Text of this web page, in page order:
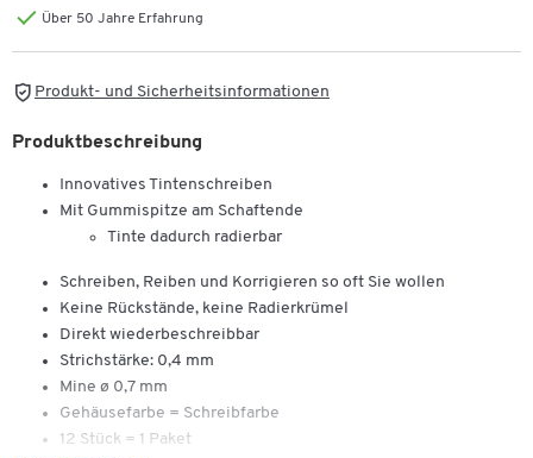
Über 50 Jahre Erfahrung
Produkt- und Sicherheitsinformationen
Produktbeschreibung
Innovatives Tintenschreiben
Mit Gummispitze am Schaftende
Tinte dadurch radierbar
Schreiben, Reiben und Korrigieren so oft Sie wollen
Keine Rückstände, keine Radierkrümel
Direkt wiederbeschreibbar
Strichstärke: 0,4 mm
Mine ø 0,7 mm
Gehäusefarbe = Schreibfarbe
12 Stück = 1 Paket